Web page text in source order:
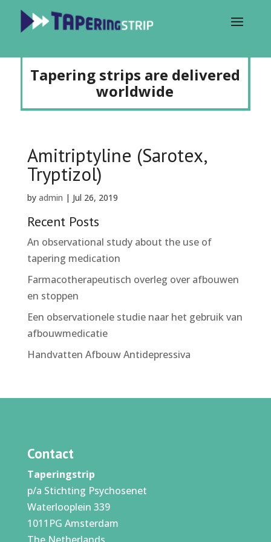
Tapering strips are delivered
worldwide
Amitriptyline (Sarotex,
Tryptizol)
by admin | Jul 26, 2019
Recent Posts
An observational study about the use of
tapering medication
Farmacotherapeutisch overleg over afbouwen
en stoppen
Een observationele studie naar het gebruik van
afbouwmedicatie
Handvatten Afbouw Antidepressiva
Contact
Taperingstrip
p/a Stichting Psychosenet
Waterlooplein 339
1011PG Amsterdam